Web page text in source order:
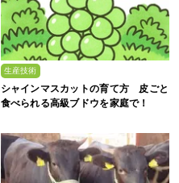
生産技術
シャインマスカットの育て方 皮ごと
食べられる高級ブドウを家庭で！